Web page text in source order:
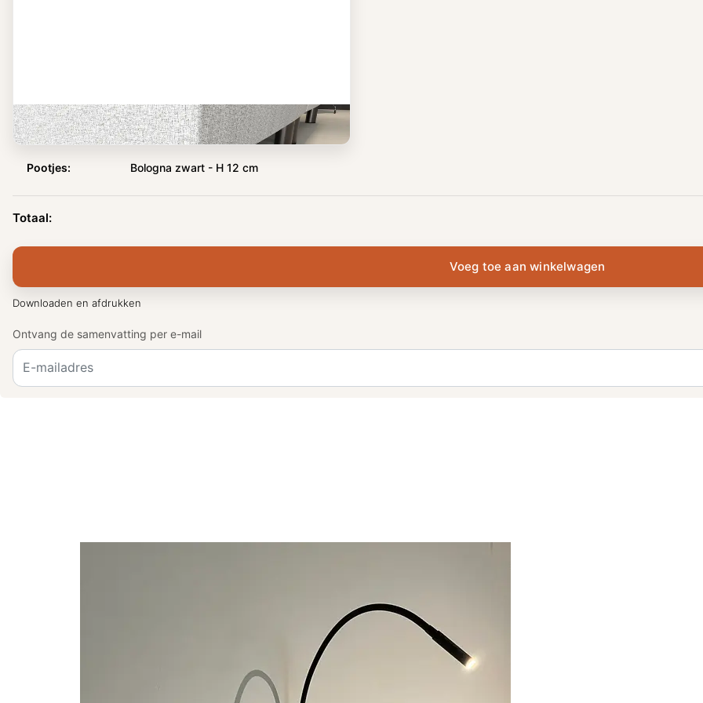
Pootjes
Bologna zwart - H 12 cm
Pootjes: Bologna zwart - H 12 cm
Totaal:
Voeg toe aan winkelwagen
Downloaden en afdrukken
Ontvang de samenvatting per e-mail